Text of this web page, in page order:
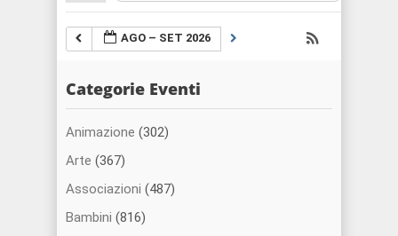
AGO – SET 2026
Categorie Eventi
Animazione (302)
Arte (367)
Associazioni (487)
Bambini (816)